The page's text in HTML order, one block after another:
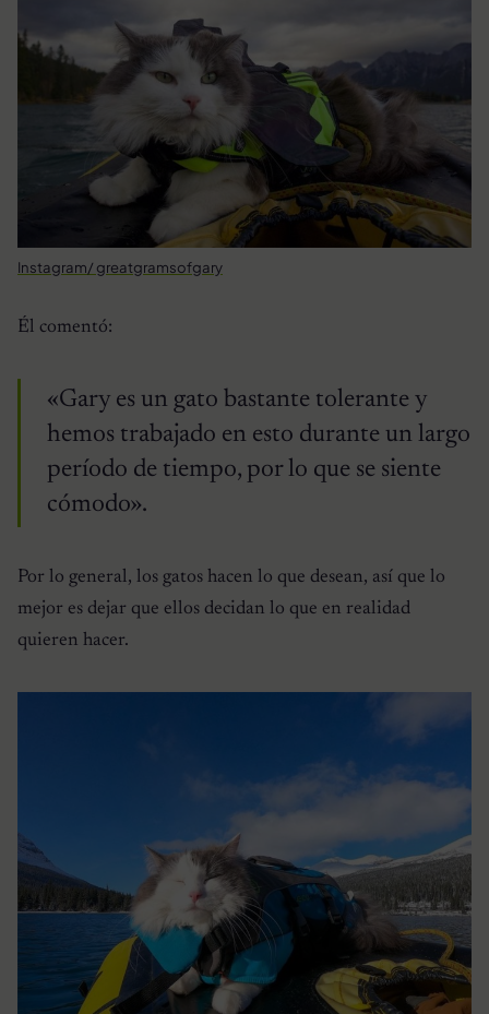
Instagram/ greatgramsofgary
Él comentó:
«Gary es un gato bastante tolerante y
hemos trabajado en esto durante un largo
período de tiempo, por lo que se siente
cómodo».
Por lo general, los gatos hacen lo que desean, así que lo
mejor es dejar que ellos decidan lo que en realidad
quieren hacer.